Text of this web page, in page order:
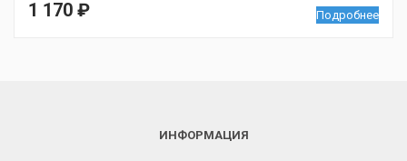
1 170 ₽ Подробнее
ИНФОРМАЦИЯ